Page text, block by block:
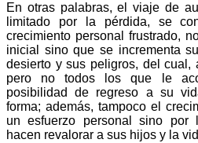
En otras palabras, el viaje de
limitado por la pérdida, se
crecimiento personal frustrado,
inicial sino que se incrementa
desierto y sus peligros, del cual,
pero no todos los que le
posibilidad de regreso a su
forma; además, tampoco el
un esfuerzo personal sino por
hacen revalorar a sus hijos y la